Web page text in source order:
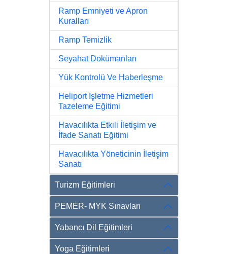
Ramp Emniyeti ve Apron
Kuralları
Ramp Temizlik
Seyahat Dokümanları
Yük Kontrolü Ve Haberleşme
Heliport İşletme Hizmetleri
Tazeleme Eğitimi
Havacılıkta Etkili İletişim ve
İfade Sanatı Eğitimi
Havacılıkta Yöneticinin İletişim
Sanatı
Turizm Eğitimleri
PEMER- MYK Sınavları
Yabancı Dil Eğitimleri
Yoga Eğitimleri